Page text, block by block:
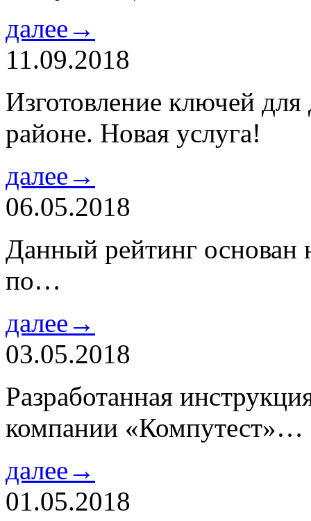
далее→
11.09.2018
Изготовление ключей
районе. Новая услуга!
далее→
06.05.2018
Данный рейтинг основан
по…
далее→
03.05.2018
Разработанная
компании «Компутест»…
далее→
01.05.2018